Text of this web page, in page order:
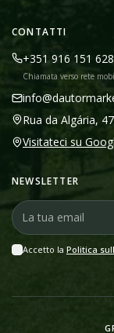
CONTATTI
+351 916 151 628
Chiamata verso rete
Rua da Algária,
Visitateci su
NEWSLETTER
Accetto la Politica